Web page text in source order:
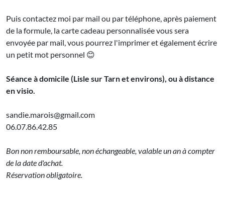
Puis contactez moi par mail ou par téléphone, après paiement
de la formule, la carte cadeau personnalisée vous sera
envoyée par mail, vous pourrez l'imprimer et également écrire
un petit mot personnel 😊
Séance à domicile (Lisle sur Tarn et environs), ou à distance
en visio.
sandie.marois@gmail.com
06.07.86.42.85
Bon non remboursable, non échangeable, valable un an à compter
de la date d'achat.
Réservation obligatoire.